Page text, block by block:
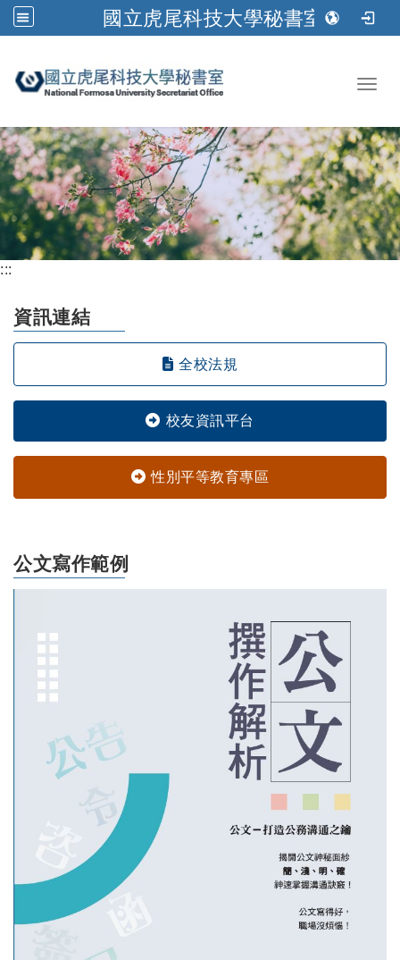
國立虎尾科技大學秘書室
:::
資訊連結
全校法規
校友資訊平台
性別平等教育專區
公文寫作範例